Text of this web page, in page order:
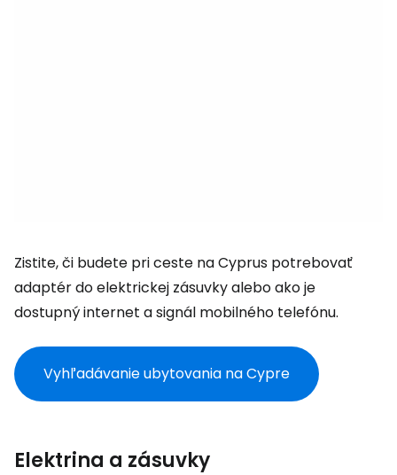
Zistite, či budete pri ceste na Cyprus potrebovať
adaptér do elektrickej zásuvky alebo ako je
dostupný internet a signál mobilného telefónu.
Vyhľadávanie ubytovania na Cypre
Elektrina a zásuvky